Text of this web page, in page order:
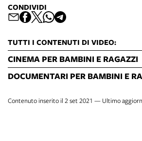
CONDIVIDI
TUTTI I CONTENUTI DI VIDEO:
CINEMA PER BAMBINI E RAGAZZI
DOCUMENTARI PER BAMBINI E
Contenuto inserito il 2 set 2021 — Ultimo